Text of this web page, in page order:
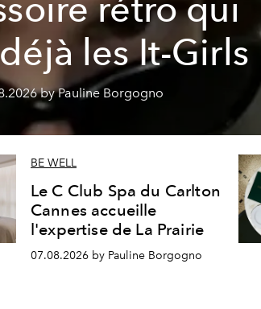
rétro qui
les It-Girls
by Pauline Borgogno
BE WELL
Le C Club Spa du Carlton
Cannes accueille
l'expertise de La Prairie
07.08.2026 by Pauline Borgogno